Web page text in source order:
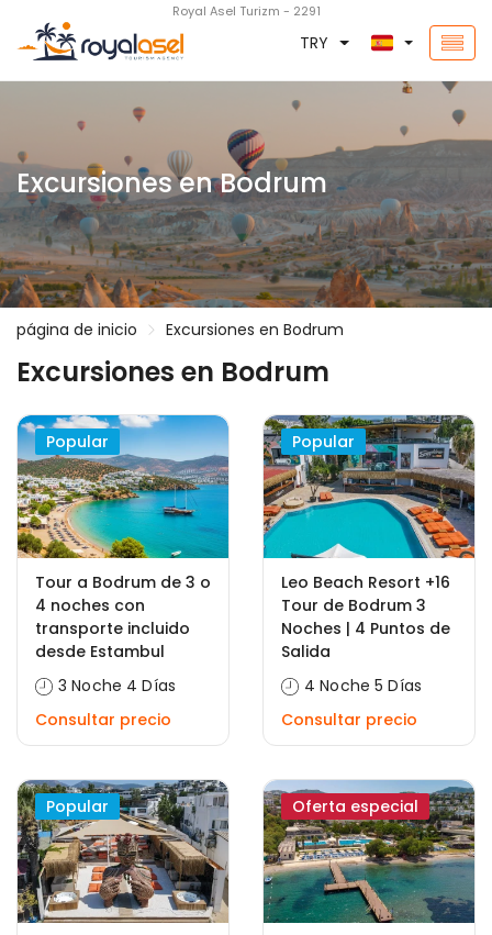
Royal Asel Turizm - 2291
TRY
Excursiones en Bodrum
página de inicio Excursiones en Bodrum
Excursiones en Bodrum
Popular
Tour a Bodrum de 3 o
4 noches con
transporte incluido
desde Estambul
3 Noche 4 Días
Consultar precio
Popular
Leo Beach Resort +16
Tour de Bodrum 3
Noches | 4 Puntos de
Salida
4 Noche 5 Días
Consultar precio
Popular Oferta especial